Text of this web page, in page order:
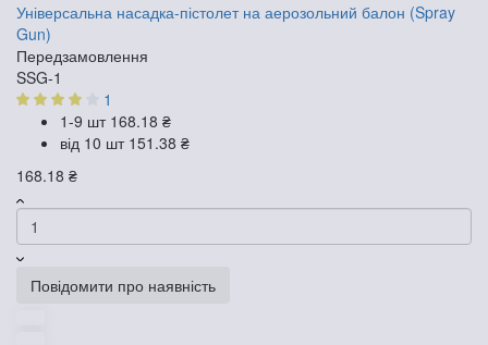
Універсальна насадка-пістолет на аерозольний балон (Spray
Gun)
Передзамовлення
SSG-1
1
1-9 шт 168.18 ₴
від 10 шт 151.38 ₴
168.18 ₴
Повідомити про наявність